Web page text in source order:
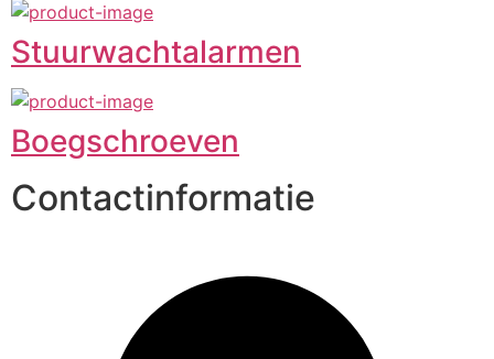
Stuurwachtalarmen
Boegschroeven
Contactinformatie